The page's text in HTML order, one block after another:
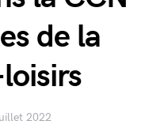
de la
2022